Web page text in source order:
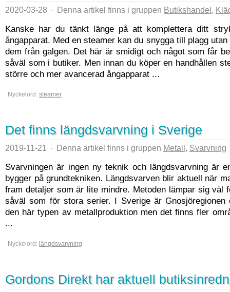
2020-03-28 · Denna artikel finns i gruppen Butikshandel,
Kanske har du tänkt länge på att komplettera ditt
ångapparat. Med en steamer kan du snygga till plagg
dem från galgen. Det här är smidigt och något som får
såväl som i butiker. Men innan du köper en handhållen
större och mer avancerad ångapparat ...
Nyckelord: steamer
Det finns längdsvarvning i Sverige
2019-11-21 · Denna artikel finns i gruppen Metall, Svarvning
Svarvningen är ingen ny teknik och längdsvarvning är
bygger på grundtekniken. Längdsvarven blir aktuell när
fram detaljer som är lite mindre. Metoden lämpar sig väl
såväl som för stora serier. I Sverige är Gnosjöregionen
den här typen av metallproduktion men det finns fler
...
Nyckelord: längdsvarvning
Gordons Direkt har aktuell